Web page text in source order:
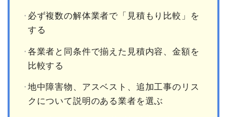
必ず複数の解体業者で「見積もり比較」を
する
各業者と同条件で揃えた見積内容、金額を
比較する
地中障害物、アスベスト、追加工事のリス
クについて説明のある業者を選ぶ